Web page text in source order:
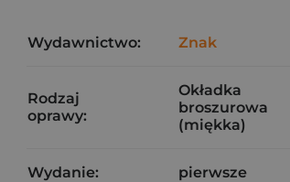
Wydawnictwo: Znak
Rodzaj
oprawy:
Okładka
broszurowa
(miękka)
Wydanie: pierwsze